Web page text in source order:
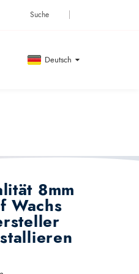
Deutsch
8mm
Wachs